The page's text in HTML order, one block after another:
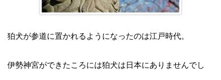
狛犬が参道に置かれるようになったのは江戸時代。
伊勢神宮ができたころには狛犬は日本にありませんでし